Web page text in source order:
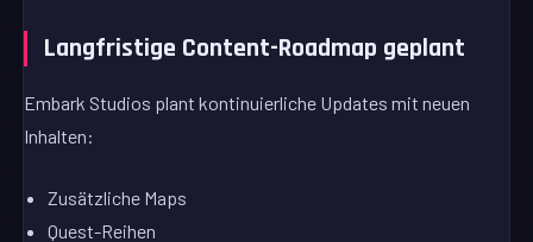
Langfristige Content-Roadmap geplant
Embark Studios plant kontinuierliche Updates mit neuen
Inhalten:
Zusätzliche Maps
Quest-Reihen